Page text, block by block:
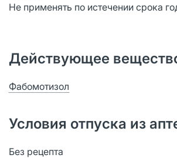
Не применять по истечении срока
Действующее
Фабомотизол
Условия отпуска из
Без рецепта